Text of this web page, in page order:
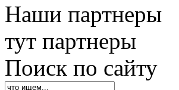
Наши партнеры
тут партнеры
Поиск по сайту